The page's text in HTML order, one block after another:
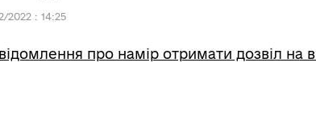
2022 : 14:25
про намір отримати дозвіл